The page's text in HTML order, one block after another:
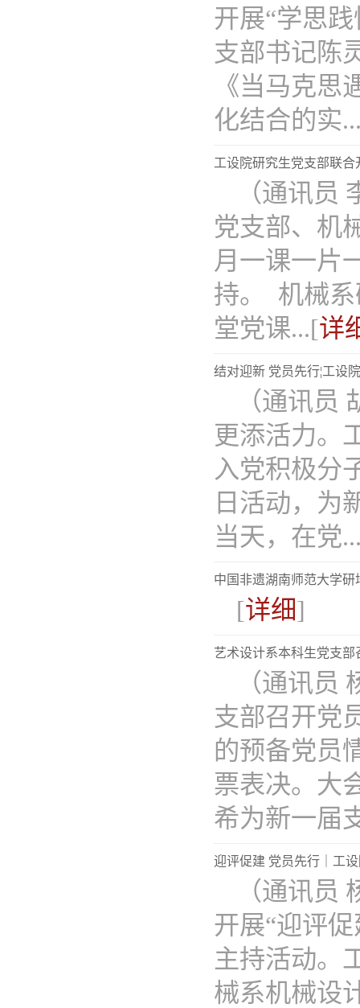
开展“学思
支部书记陈
《当马克
化结合的实
工设院研究生党支部联
（通讯员
党支部、机
月一课一片
持。 机械系
堂党课...[详
结对迎新 党员先行¦工设
（通讯员
更添活力。
入党积极分
日活动，为
当天，在党
中国非遗湖南师范大学
[详细]
艺术设计系本科生党支
（通讯员
支部召开党
的预备党员
票表决。大
希为新一届
迎评促建 党员先行｜工
（通讯员
开展“迎评
主持活动。
械系机械设